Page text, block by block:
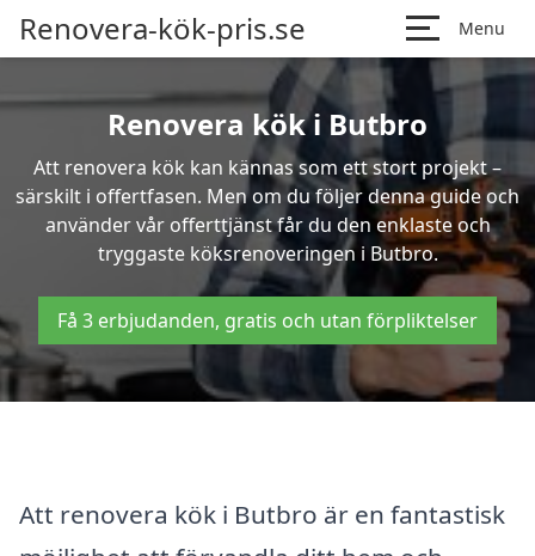
Renovera-kök-pris.se Menu
Renovera kök i Butbro
Att renovera kök kan kännas som ett stort projekt –
särskilt i offertfasen. Men om du följer denna guide och
använder vår offerttjänst får du den enklaste och
tryggaste köksrenoveringen i Butbro.
Få 3 erbjudanden, gratis och utan förpliktelser
Att renovera kök i Butbro är en fantastisk